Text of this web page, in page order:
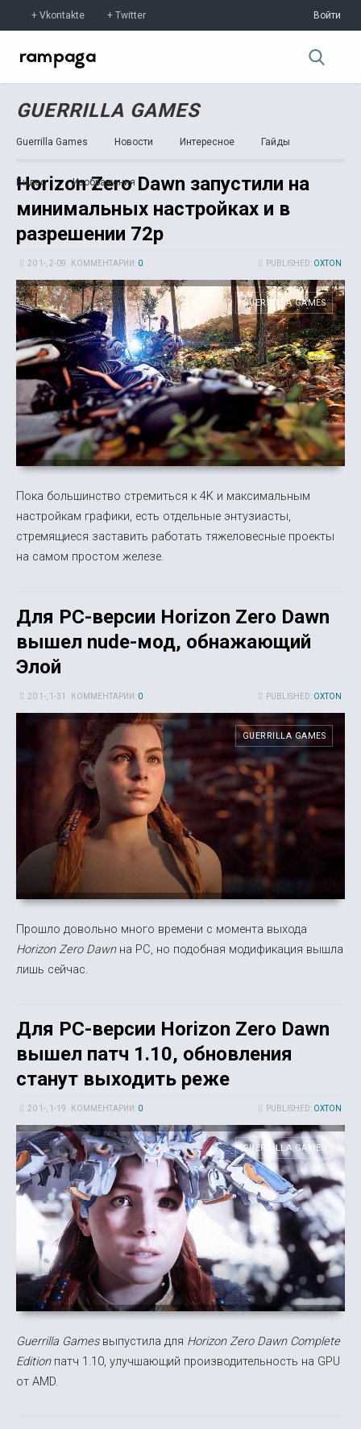
Vkontakte Twitter Войти
GUERRILLA GAMES
Guerrilla Games Новости Интересное Гайды
Видео Изображения
Horizon Zero Dawn запустили на
минимальных настройках и в
разрешении 72p
PUBLISHED: OXTON
20 1-, 2-09 КОММЕНТАРИИ: 0
GUERRILLA GAMES
Пока большинство стремиться к 4K и максимальным
настройкам графики, есть отдельные энтузиасты,
стремящиеся заставить работать тяжеловесные проекты
на самом простом железе.
Для PC-версии Horizon Zero Dawn
вышел nude-мод, обнажающий
Элой
PUBLISHED: OXTON
20 1-, 1-31 КОММЕНТАРИИ: 0
GUERRILLA GAMES
Прошло довольно много времени с момента выхода
Horizon Zero Dawnна PC, но подобная модификация вышла
лишь сейчас.
Для PC-версии Horizon Zero Dawn
вышел патч 1.10, обновления
станут выходить реже
PUBLISHED: OXTON
20 1-, 1-19 КОММЕНТАРИИ: 0
GUERRILLA GAMES
Guerrilla Gamesвыпустила для Horizon Zero Dawn Complete
Editionпатч 1.10, улучшающий производительность на GPU
от AMD.